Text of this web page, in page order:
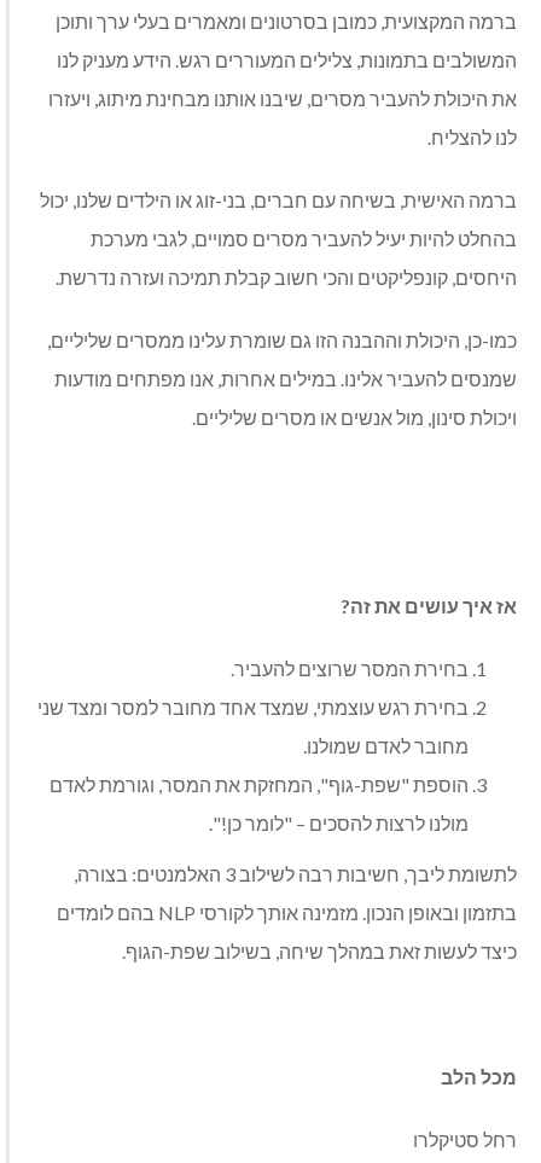
ברמה המקצועית, כמובן בסרטונים ומאמרים בעלי ערך ותוכן
המשולבים בתמונות, צלילים המעוררים רגש. הידע מעניק לנו
את היכולת להעביר מסרים, שיבנו אותנו מבחינת מיתוג, ויעזרו
לנו להצליח.
ברמה האישית, בשיחה עם חברים, בני-זוג או הילדים שלנו, יכול
בהחלט להיות יעיל להעביר מסרים סמויים, לגבי מערכת
היחסים, קונפליקטים והכי חשוב קבלת תמיכה ועזרה נדרשת.
כמו-כן, היכולת וההבנה הזו גם שומרת עלינו ממסרים שליליים,
שמנסים להעביר אלינו. במילים אחרות, אנו מפתחים מודעות
ויכולת סינון, מול אנשים או מסרים שליליים.
אז איך עושים את זה?
בחירת המסר שרוצים להעביר.
בחירת רגש עוצמתי, שמצד אחד מחובר למסר ומצד שני
מחובר לאדם שמולנו.
הוספת "שפת-גוף", המחזקת את המסר, וגורמת לאדם
מולנו לרצות להסכים – "לומר כן!".
לתשומת ליבך, חשיבות רבה לשילוב 3 האלמנטים: בצורה,
בתזמון ובאופן הנכון. מזמינה אותך לקורסי NLP בהם לומדים
כיצד לעשות זאת במהלך שיחה, בשילוב שפת-הגוף.
מכל הלב
רחל סטיקלרו